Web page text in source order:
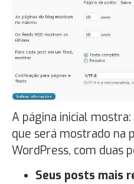
A página inicial
que será mostrado na
WordPress, com duas
Seus posts mais